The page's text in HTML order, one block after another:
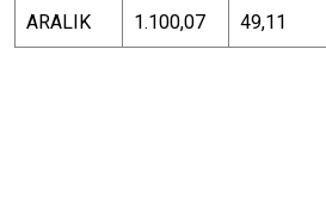
ARALIK 1.100,07 49,11